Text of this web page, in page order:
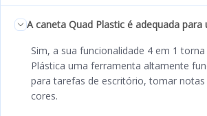
A caneta Quad Plastic é adequada
Sim, a sua funcionalidade 4 em 1
Plástica uma ferramenta altamente
para tarefas de escritório, tomar
cores.